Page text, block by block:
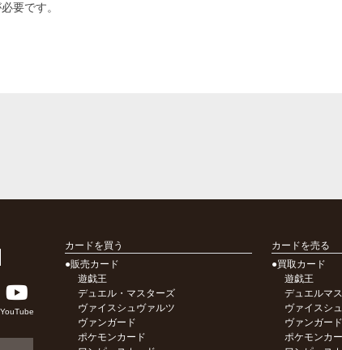
要です。
YouTube
カードを買う
●販売カード
遊戯王
デュエル・マスターズ
ヴァイスシュヴァルツ
ヴァンガード
ポケモンカード
カードを売る
●買取カード
遊戯王
デュエルマ
ヴァイスシ
ヴァンガード
ポケモンカ